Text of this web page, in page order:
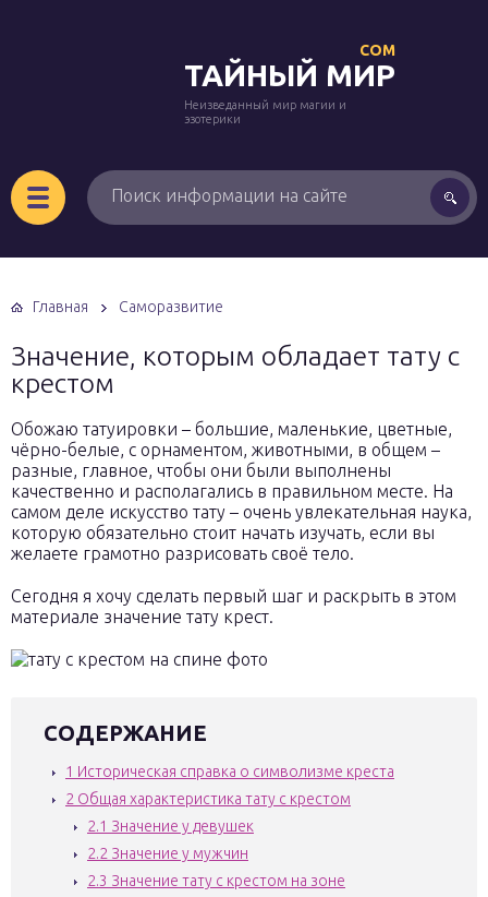
ТАЙНЫЙ МИР
COM
Неизведанный мир магии и
эзотерики
Главная Саморазвитие
Значение, которым обладает тату с
крестом
Обожаю татуировки – большие, маленькие, цветные,
чёрно-белые, с орнаментом, животными, в общем –
разные, главное, чтобы они были выполнены
качественно и располагались в правильном месте. На
самом деле искусство тату – очень увлекательная наука,
которую обязательно стоит начать изучать, если вы
желаете грамотно разрисовать своё тело.
Сегодня я хочу сделать первый шаг и раскрыть в этом
материале значение тату крест.
СОДЕРЖАНИЕ
1 Историческая справка о символизме креста
2 Общая характеристика тату с крестом
2.1 Значение у девушек
2.2 Значение у мужчин
2.3 Значение тату с крестом на зоне